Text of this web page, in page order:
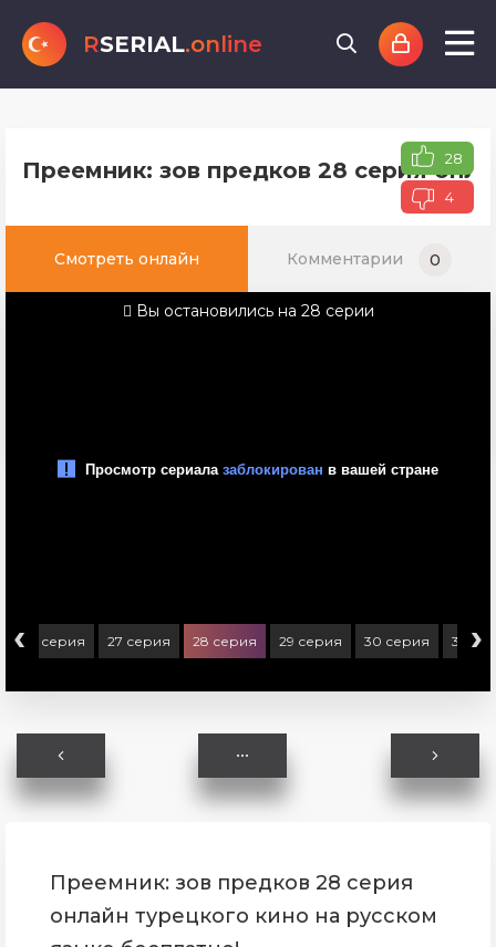
RSERIAL.online
Преемник: зов предков 28 серия 28
4
Смотреть онлайн Комментарии 0
Вы остановились на 28 серии
‹26 серия 27 серия 28 серия 29 серия 30 серия 31 ›
Преемник: зов предков 28 серия
онлайн турецкого кино на русском